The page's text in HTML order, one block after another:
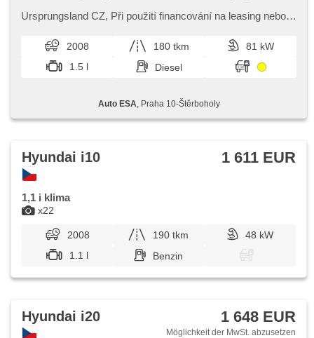
(ASR), 2x Airbag, Wegfahrsperre
Ursprungsland CZ,​ Při použití financování na leasing nebo
svátků) 9.00​-22.00...
2008 180 tkm
81 kW
1.5 l
Diesel
Auto ESA , Praha 10-Štěrboholy
x22
Hyundai i10 1 611 EUR
1,1 i klima
2008 190 tkm
48 kW
1.1 l
Benzin
Hyundai i20 1 648 EUR
Möglichkeit der MwSt. abzusetzen